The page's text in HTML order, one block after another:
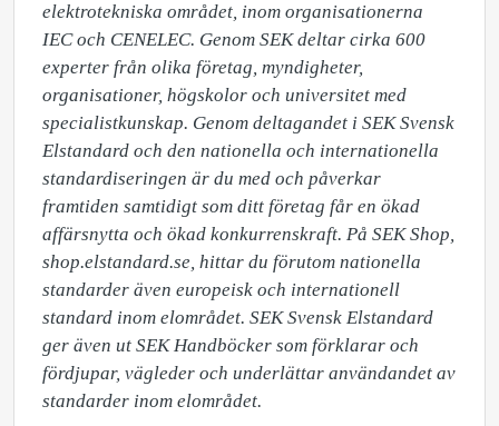
elektrotekniska området, inom organisationerna
IEC och CENELEC. Genom SEK deltar cirka 600
experter från olika företag, myndigheter,
organisationer, högskolor och universitet med
specialistkunskap. Genom deltagandet i SEK Svensk
Elstandard och den nationella och internationella
standardiseringen är du med och påverkar
framtiden samtidigt som ditt företag får en ökad
affärsnytta och ökad konkurrenskraft. På SEK Shop,
shop.elstandard.se, hittar du förutom nationella
standarder även europeisk och internationell
standard inom elområdet. SEK Svensk Elstandard
ger även ut SEK Handböcker som förklarar och
fördjupar, vägleder och underlättar användandet av
standarder inom elområdet.